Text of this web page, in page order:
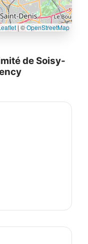
|©OpenStreetMap
de Soisy-